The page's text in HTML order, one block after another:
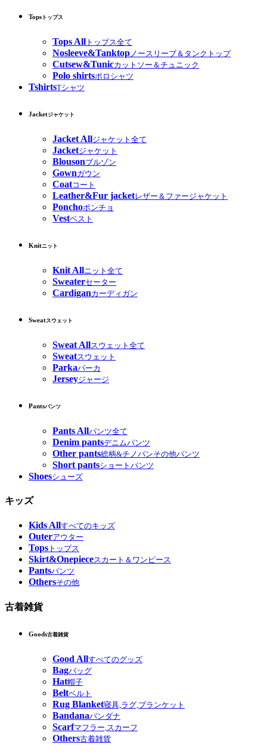
Tops トップス
Tops All トップス全て
Nosleeve&Tanktop ノースリーブ＆タンクトップ
Cutsew&Tunicカットソー＆チュニック
Polo shirtsポロシャツ
TshirtsTシャツ
Jacketジャケット
Jacket Allジャケット全て
Jacketジャケット
Blousonブルゾン
Gownガウン
Coatコート
Leather&Fur jacketレザー＆ファージャケット
Ponchoポンチョ
Vestベスト
Knitニット
Knit Allニット全て
Sweaterセーター
Cardiganカーディガン
Sweatスウェット
Sweat Allスウェット全て
Sweatスウェット
Parkaパーカ
Jerseyジャージ
Pantsパンツ
Pants Allパンツ全て
Denim pantsデニムパンツ
Other pants総柄&チノパンその他パンツ
Short pantsショートパンツ
Shoesシューズ
キッズ
Kids Allすべてのキッズ
Outerアウター
Tops トップス
Skirt&Onepieceスカート＆ワンピース
Pantsパンツ
Othersその他
古着雑貨
Goods古着雑貨
Good Allすべてのグッズ
Bagバッグ
Hat帽子
Beltベルト
Rug Blanket寝具,ラグ,ブランケット
Bandanaバンダナ
Scarfマフラー,スカーフ
Others古着雑貨